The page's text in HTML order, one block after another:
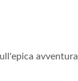
avventura